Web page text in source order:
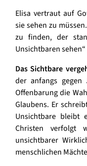
Elisa vertraut auf
sie sehen zu
zu finden, der
Unsichtbaren
Das Sichtbare
der anfangs gegen
Offenbarung die
Glaubens. Er
Unsichtbare bleibt
Christen verfolgt
unsichtbarer
menschlichen